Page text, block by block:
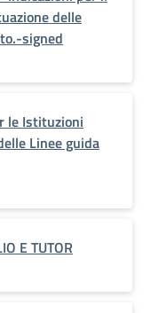
delle
signed
le Istituzioni
Linee guida
E TUTOR